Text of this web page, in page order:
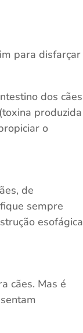
para disfarçar
dos cães
produzida
o
de
sempre
esofágica
cães. Mas é